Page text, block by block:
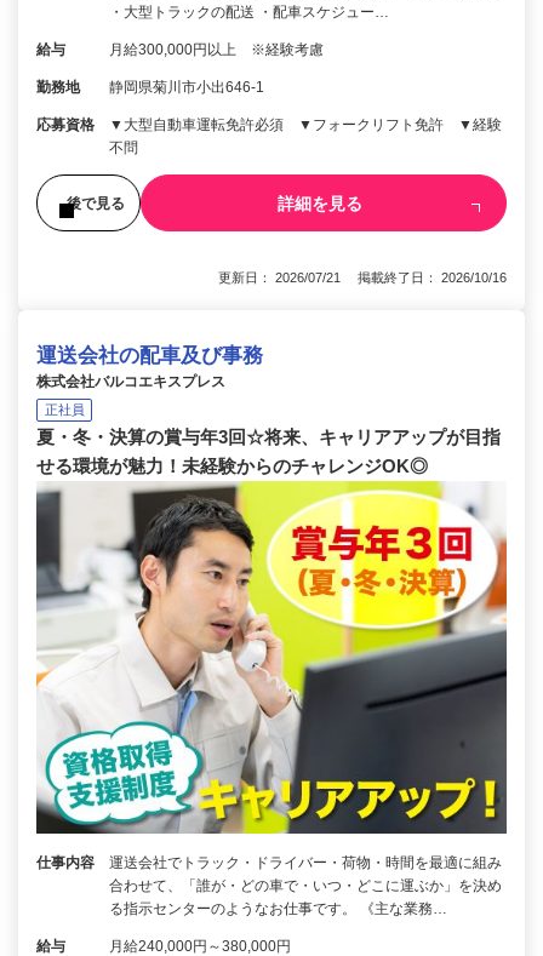
・大型トラックの配送 ・配車スケジュー…
給与 月給300,000円以上 ※経験考慮
勤務地 静岡県菊川市小出646-1
応募資格
▼大型自動車運転免許必須 ▼フォークリフト免許 ▼経験
不問
後で見る 詳細を見る
更新日： 2026/07/21 掲載終了日： 2026/10/16
運送会社の配車及び事務
株式会社バルコエキスプレス
正社員
夏・冬・決算の賞与年3回☆将来、キャリアアップが目指
せる環境が魅力！未経験からのチャレンジOK◎
仕事内容
運送会社でトラック・ドライバー・荷物・時間を最適に組み
合わせて、「誰が・どの車で・いつ・どこに運ぶか」を決め
る指示センターのようなお仕事です。 《主な業務…
給与 月給240,000円～380,000円